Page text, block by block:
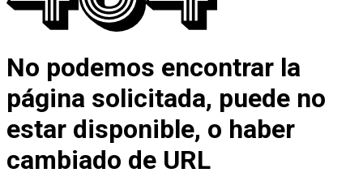
No podemos encontrar la
página solicitada, puede no
estar disponible, o haber
cambiado de URL